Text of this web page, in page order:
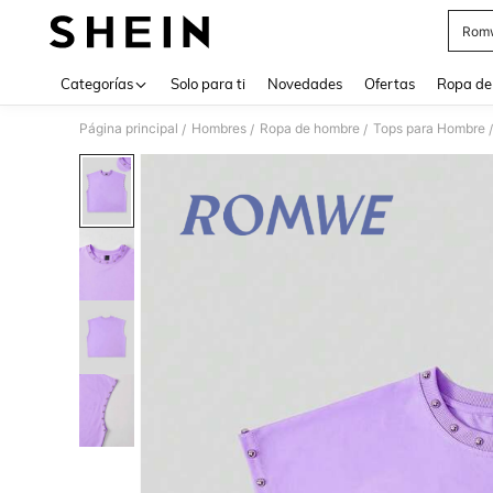
Categorías Solo para ti Novedades Ofertas Ropa
Página principal / Hombres / Ropa de hombre / Tops para Hombre /